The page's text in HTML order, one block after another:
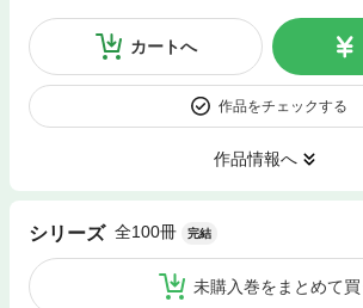
カートへ
作品をチェックする
作品情報へ
シリーズ 全100冊 完結
未購入巻をまとめて買